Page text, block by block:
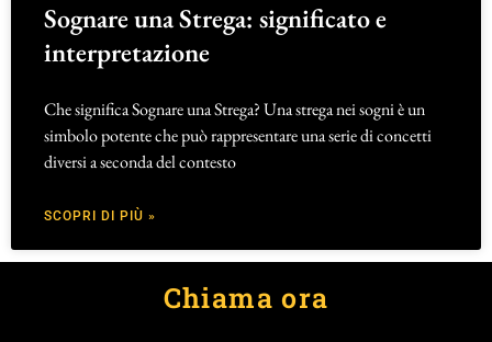
Sognare una Strega: significato e
interpretazione
Che significa Sognare una Strega? Una strega nei sogni è un
simbolo potente che può rappresentare una serie di concetti
diversi a seconda del contesto
SCOPRI DI PIÙ »
Chiama ora